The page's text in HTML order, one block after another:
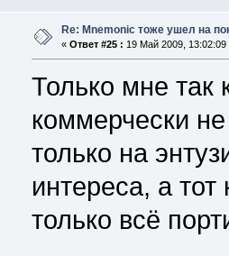
Re: Mnemonic тоже ушел на
« Ответ #25 : 19 Май 2009, 13:02:09
Только мне так
коммерчески
только на
интереса, а
только всё